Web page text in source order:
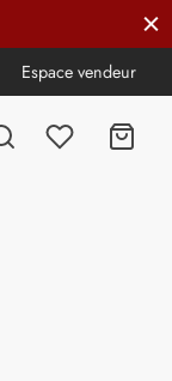
Espace vendeur